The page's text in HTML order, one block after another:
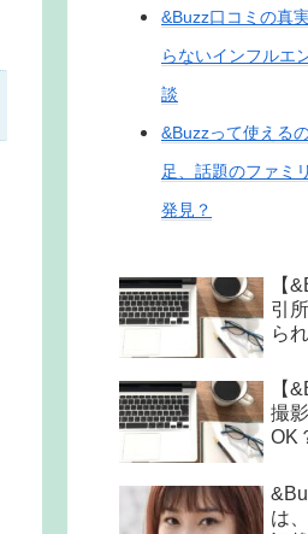
&Buzz口コミの真
らないインフルエ
談
&Buzzって使える
足、話題のファミ
発見？
【
引
ら
【
撮
OK
は